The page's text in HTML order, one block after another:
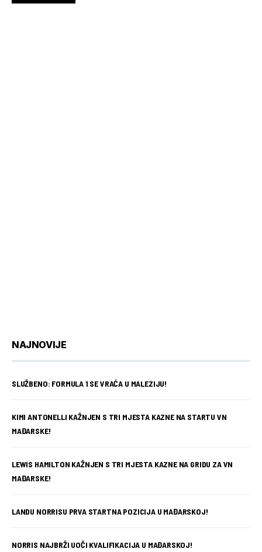
NAJNOVIJE
SLUŽBENO: FORMULA 1 SE VRAĆA U MALEZIJU!
KIMI ANTONELLI KAŽNJEN S TRI MJESTA KAZNE NA STARTU VN
MAĐARSKE!
LEWIS HAMILTON KAŽNJEN S TRI MJESTA KAZNE NA GRIDU ZA VN
MAĐARSKE!
LANDU NORRISU PRVA STARTNA POZICIJA U MAĐARSKOJ!
NORRIS NAJBRŽI UOČI KVALIFIKACIJA U MAĐARSKOJ!